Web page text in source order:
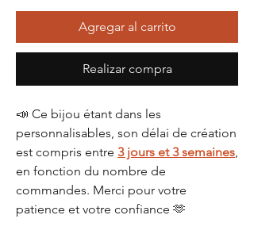
Agregar al carrito
Realizar compra
📣 Ce bijou étant dans les
personnalisables, son délai de création
est compris entre 3 jours et 3 semaines,
en fonction du nombre de
commandes. Merci pour votre
patience et votre confiance 🫶